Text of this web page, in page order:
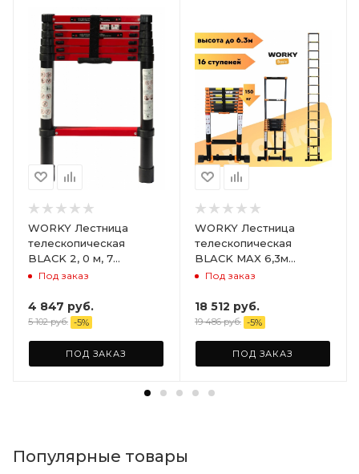
WORKY Лестница
телескопическая
BLACK 2, 0 м, 7
ступеней, ARD245816
Под заказ
4 847 руб.
5 102руб. -5%
ПОД ЗАКАЗ
WORKY Лестница
телескопическая
BLACK MAX 6,3м
16ступеней ARD258457
Под заказ
18 512 руб.
19 486руб. -5%
ПОД ЗАКАЗ
Популярные товары